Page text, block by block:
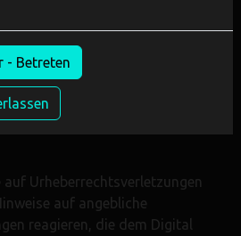
- Betreten
über unser Formular
DMCA-Formular
Ihre Inhalte genau zu
der Inhaltsentfernung zu
Urheberrechtsverletzungen
auf angebliche
reagieren, die dem Digital